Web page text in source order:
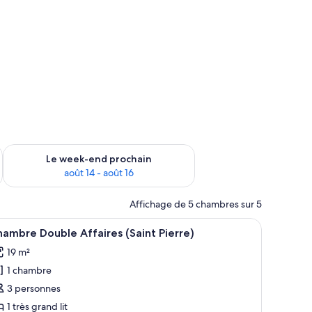
août 7 - août 9
Le week-end prochain
août 14 - août 16
Vérifier la disponibilité pour le week-end prochain août 14 -
Affichage de 5 chambres sur 5
lit, deux lampes fixées au mur, une armoire en bois, une chaise et une
Une chambre avec un grand lit, un
7 Double Affaires (Saint Pierre)
19 m²
1 chambre
3 personnes
1 très grand lit